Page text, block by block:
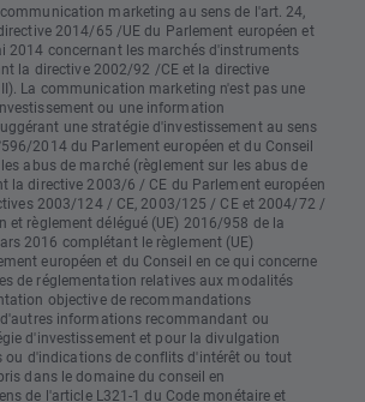
marketing au sens de l'art. 24,
2014/65 /UE du Parlement européen et
2014 concernant les marchés d'instruments
la directive 2002/92 /CE et la directive
La communication marketing n'est pas une
ou une information
une stratégie d'investissement au sens
2014 du Parlement européen et du Conseil
abus de marché (règlement sur les abus de
la directive 2003/6 / CE du Parlement européen
2003/124 / CE, 2003/125 / CE et 2004/72 /
et règlement délégué (UE) 2016/958 de la
2016 complétant le règlement (UE)
européen et du Conseil en ce qui concerne
de réglementation relatives aux modalités
objective de recommandations
informations recommandant ou
d'investissement et pour la divulgation
ou d'indications de conflits d'intérêt ou tout
dans le domaine du conseil en
de l'article L321-1 du Code monétaire et